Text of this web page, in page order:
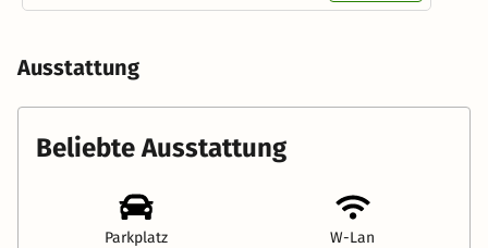
Ausstattung
Beliebte Ausstattung
Parkplatz W-Lan